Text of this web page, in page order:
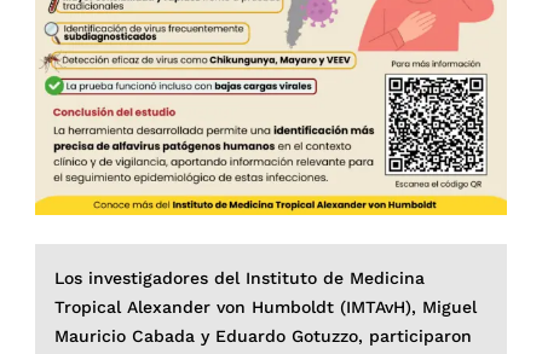
Los investigadores del Instituto de Medicina
Tropical Alexander von Humboldt (IMTAvH), Miguel
Mauricio Cabada y Eduardo Gotuzzo, participaron